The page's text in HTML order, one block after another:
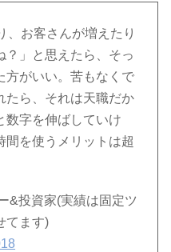
、お客さんが増えたり
？」と思えたら、そっ
方がいい。苦もなくで
たら、それは天職だか
数字を伸ばしていけ
間を使うメリットは超
&投資家(実績は固定ツ
てます)